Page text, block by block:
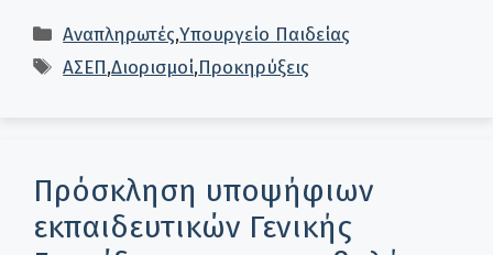
Κατηγορίες
Αναπληρωτές,Υπουργείο Παιδείας
Ετικέτες
ΑΣΕΠ,Διορισμοί,Προκηρύξεις
Πρόσκληση υποψήφιων
εκπαιδευτικών Γενικής